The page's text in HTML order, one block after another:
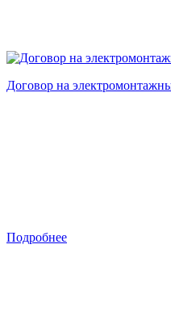
Договор на
Подробнее